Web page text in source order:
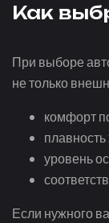
Как
При выборе
не только
комфорт
уровень
Если нужного